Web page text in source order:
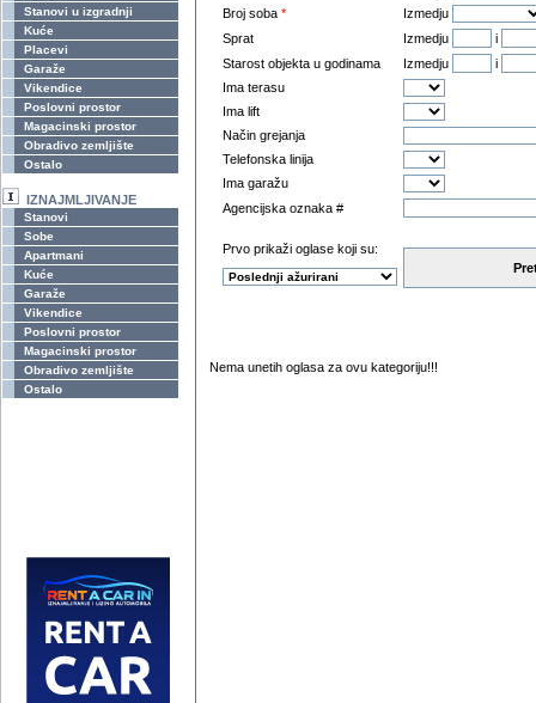
Stanovi u izgradnji
Kuće
Placevi
Garaže
Vikendice
Poslovni prostor
Magacinski prostor
Obradivo zemljište
Ostalo
IZNAJMLJIVANJE
Stanovi
Sobe
Apartmani
Kuće
Garaže
Vikendice
Poslovni prostor
Magacinski prostor
Obradivo zemljište
Ostalo
Broj soba *
Izmedju
Sprat
Izmedju
i
Starost objekta u godinama
Izmedju
i
Ima terasu
Ima lift
Način grejanja
Telefonska linija
Ima garažu
Agencijska oznaka #
Prvo prikaži oglase koji su:
Nema unetih oglasa za ovu kategoriju!!!